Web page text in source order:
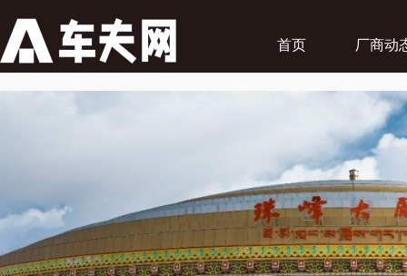
首页 厂商动